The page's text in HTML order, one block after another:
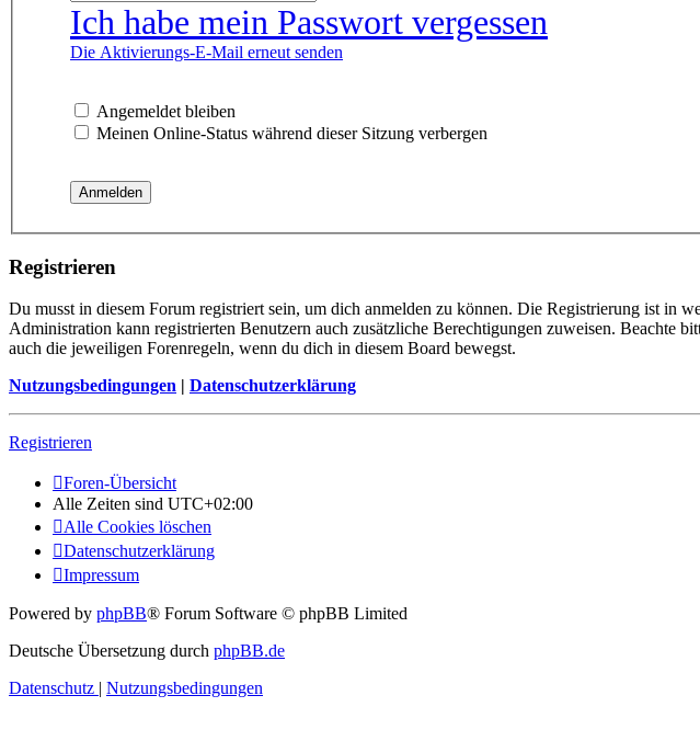
Ich habe mein Passwort vergessen
Die Aktivierungs-E-Mail erneut senden
Angemeldet bleiben
Meinen Online-Status während dieser Sitzung verbergen
Registrieren
Du musst in diesem Forum registriert sein, um dich anmelden zu können. Die Registrierung ist
Administration kann registrierten Benutzern auch zusätzliche Berechtigungen zuweisen. Beachte
auch die jeweiligen Forenregeln, wenn du dich in diesem Board bewegst.
Nutzungsbedingungen | Datenschutzerklärung
Registrieren
Foren-Übersicht
Alle Zeiten sind UTC+02:00
Alle Cookies löschen
Datenschutzerklärung
Impressum
Powered by phpBB® Forum Software © phpBB Limited
Deutsche Übersetzung durch phpBB.de
Datenschutz | Nutzungsbedingungen